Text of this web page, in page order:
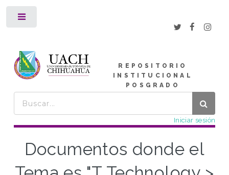
REPOSITORIO
INSTITUCIONAL
POSGRADO
Iniciar sesión
Documentos donde el